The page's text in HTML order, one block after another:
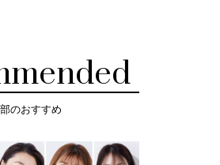
のおすすめ